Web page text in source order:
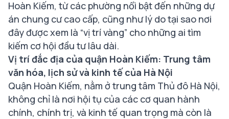
Hoàn Kiếm, từ các phường nổi bật đến những dự
án chung cư cao cấp, cũng như lý do tại sao nơi
đây được xem là “vị trí vàng” cho những ai tìm
kiếm cơ hội đầu tư lâu dài.
Vị trí đắc địa của quận Hoàn Kiếm: Trung tâm
văn hóa, lịch sử và kinh tế của Hà Nội
Quận Hoàn Kiếm, nằm ở trung tâm Thủ đô Hà Nội,
không chỉ là nơi hội tụ của các cơ quan hành
chính, chính trị, và kinh tế quan trọng mà còn là